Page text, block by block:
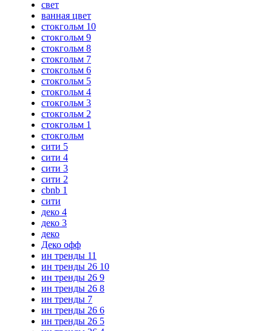
свет
ванная цвет
стокгольм 10
стокгольм 9
стокгольм 8
стокгольм 7
стокгольм 6
стокгольм 5
стокгольм 4
стокгольм 3
стокгольм 2
стокгольм 1
стокгольм
сити 5
сити 4
сити 3
сити 2
cbnb 1
сити
деко 4
деко 3
деко
Деко офф
ин тренды 11
ин тренды 26 10
ин тренды 26 9
ин тренды 26 8
ин тренды 7
ин тренды 26 6
ин тренды 26 5